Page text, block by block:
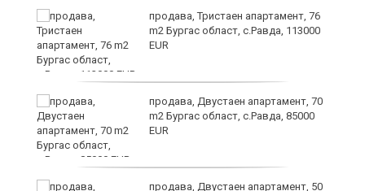
продава, Тристаен апартамент, 76
m2 Бургас област, с.Равда, 113000
EUR
продава, Двустаен апартамент, 70
m2 Бургас област, с.Равда, 85000
EUR
продава, Двустаен апартамент, 50